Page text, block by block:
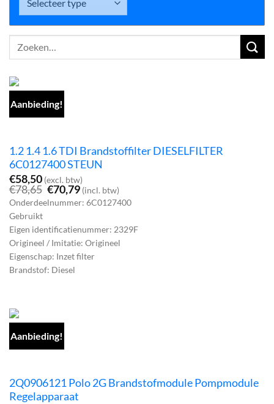
Aanbieding!
1.2 1.4 1.6 TDI Brandstoffilter DIESELFILTER
6C0127400 STEUN
€58,50 (excl. btw)
€78,65 Oorspronkelijke
prijs
was:
€70,79Huidige
prijs
is:
(incl. btw)
Onderdeelnummer: 6C0127400
Gebruikt
Eigen identificatienummer: 2329F
Origineel / Imitatie: Origineel
Eigenschap: Inzet filter
Brandstof: Diesel
Aanbieding!
2Q0906121 Polo 2G Brandstofmodule Pompmodule
Regelapparaat